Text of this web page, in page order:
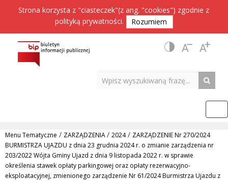
Strona korzysta z "ciasteczek"(z ang. "cookies") zgodnie z
polityką prywatności. Rozumiem
Menu Tematyczne / ZARZĄDZENIA/ 2024/ ZARZĄDZENIE Nr 270/2024
BURMISTRZA UJAZDU z dnia 23 grudnia 2024 r. o zmianie zarządzenia nr
203/2022 Wójta Gminy Ujazd z dnia 9 listopada 2022 r. w sprawie
określenia stawek opłaty parkingowej oraz opłaty rezerwacyjno-
eksploatacyjnej, zmienionego zarządzenie Nr 61/2024 Burmistrza Ujazdu z